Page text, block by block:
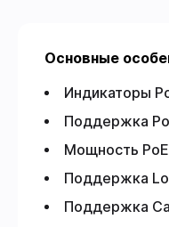
Основные
Индикаторы
Поддержка
Мощность
Поддержка
Поддержка